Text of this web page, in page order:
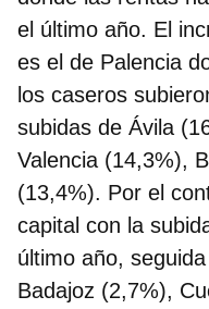
el último año. El
es el de Palencia
los caseros
subidas de Ávila
Valencia (14,3%),
(13,4%). Por el
capital con la
último año,
Badajoz (2,7%),